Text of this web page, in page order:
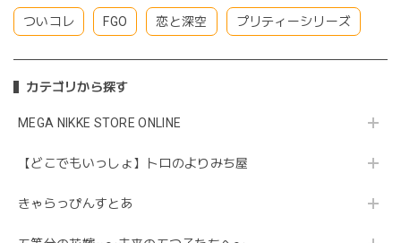
ついコレ FGO 恋と深空 プリティーシリーズ
カテゴリから探す
MEGA NIKKE STORE ONLINE
【どこでもいっしょ】トロのよりみち屋
きゃらっぴんすとあ